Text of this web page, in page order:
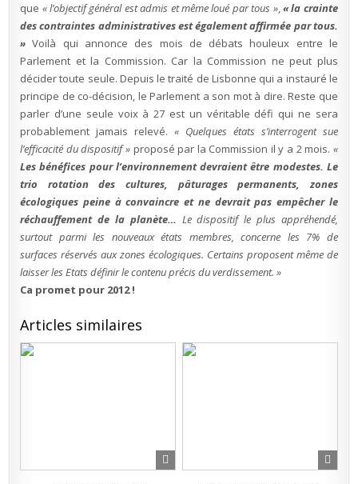
que « l’objectif général est admis et même loué par tous »,« la crainte
des contraintes administratives est également affirmée par tous.
»Voilà qui annonce des mois de débats houleux entre le
Parlement et la Commission. Car la Commission ne peut plus
décider toute seule. Depuis le traité de Lisbonne qui a instauré le
principe de co-décision, le Parlement a son mot à dire. Reste que
parler d’une seule voix à 27 est un véritable défi qui ne sera
probablement jamais relevé. « Quelques états s’interrogent sue
l’efficacité du dispositif »proposé par la Commission il y a 2 mois. «
Les bénéfices pour l’environnement devraient être modestes. Le
trio rotation des cultures, pâturages permanents, zones
écologiques peine à convaincre et ne devrait pas empêcher le
réchauffement de la planète… Le dispositif le plus appréhendé,
surtout parmi les nouveaux états membres, concerne les 7% de
surfaces réservés aux zones écologiques. Certains proposent même de
laisser les Etats définir le contenu précis du verdissement. »
Ca promet pour 2012 !
Articles similaires